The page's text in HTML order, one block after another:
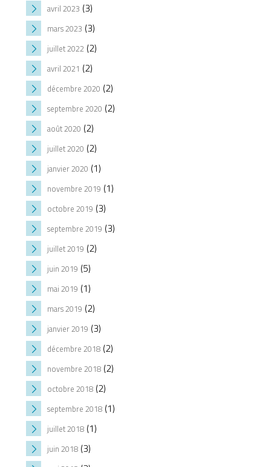
avril 2023 (3)
mars 2023 (3)
juillet 2022 (2)
avril 2021 (2)
décembre 2020 (2)
septembre 2020 (2)
août 2020 (2)
juillet 2020 (2)
janvier 2020 (1)
novembre 2019 (1)
octobre 2019 (3)
septembre 2019 (3)
juillet 2019 (2)
juin 2019 (5)
mai 2019 (1)
mars 2019 (2)
janvier 2019 (3)
décembre 2018(2)
novembre 2018(2)
octobre 2018(2)
septembre 2018(1)
juillet 2018(1)
juin 2018(3)